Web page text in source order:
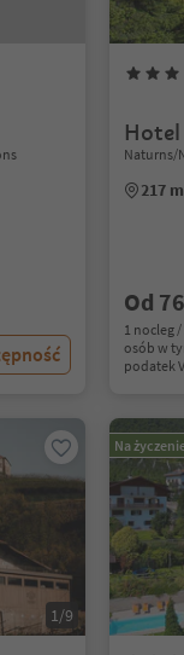
Naturns/
217 m
Od
1 nocleg
osób w
podatek
1/9
Na